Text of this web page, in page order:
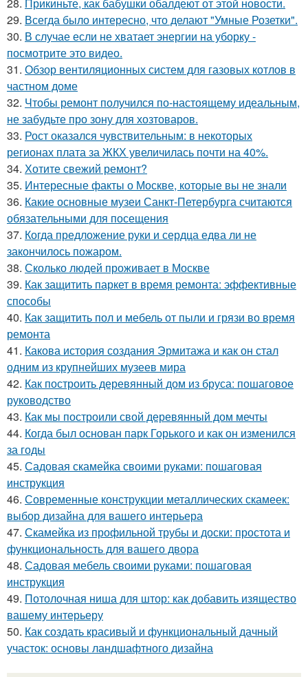
29. Всегда было интересно, что делают "Умные Розетки".
30. В случае если не хватает энергии на уборку -
посмотрите это видео.
31. Обзор вентиляционных систем для газовых котлов в
частном доме
32. Чтобы ремонт получился по-настоящему идеальным,
не забудьте про зону для хозтоваров.
33. Рост оказался чувствительным: в некоторых
регионах плата за ЖКХ увеличилась почти на 40%.
34. Хотите свежий ремонт?
35. Интересные факты о Москве, которые вы не знали
36. Какие основные музеи Санкт-Петербурга считаются
обязательными для посещения
37. Когда предложение руки и сердца едва ли не
закончилось пожаром.
38. Сколько людей проживает в Москве
39. Как защитить паркет в время ремонта: эффективные
способы
40. Как защитить пол и мебель от пыли и грязи во время
ремонта
41. Какова история создания Эрмитажа и как он стал
одним из крупнейших музеев мира
42. Как построить деревянный дом из бруса: пошаговое
руководство
43. Как мы построили свой деревянный дом мечты
44. Когда был основан парк Горького и как он изменился
за годы
45. Садовая скамейка своими руками: пошаговая
инструкция
46. Современные конструкции металлических скамеек:
выбор дизайна для вашего интерьера
47. Скамейка из профильной трубы и доски: простота и
функциональность для вашего двора
48. Садовая мебель своими руками: пошаговая
инструкция
49. Потолочная ниша для штор: как добавить изящество
вашему интерьеру
50. Как создать красивый и функциональный дачный
участок: основы ландшафтного дизайна